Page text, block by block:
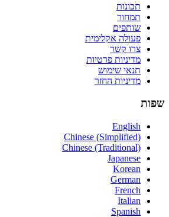
תכונות
תמחור
שותפים
פעולה אקלימית
צרו קשר
מדיניות פרטיות
תנאי שימוש
מדיניות החזר
שפות
English
Chinese (Simplified)
Chinese (Traditional)
Japanese
Korean
German
French
Italian
Spanish